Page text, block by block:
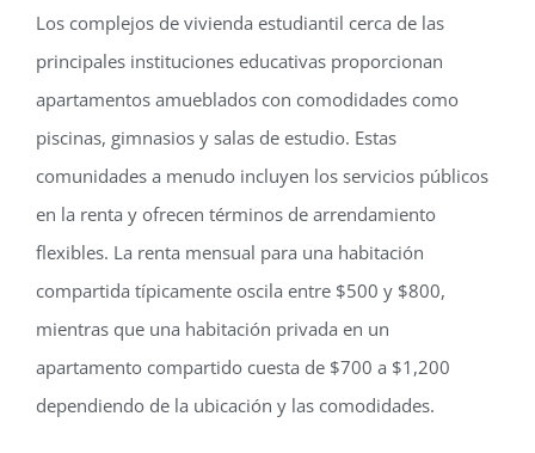
Los complejos de vivienda estudiantil cerca de las
principales instituciones educativas proporcionan
apartamentos amueblados con comodidades como
piscinas, gimnasios y salas de estudio. Estas
comunidades a menudo incluyen los servicios públicos
en la renta y ofrecen términos de arrendamiento
flexibles. La renta mensual para una habitación
compartida típicamente oscila entre $500 y $800,
mientras que una habitación privada en un
apartamento compartido cuesta de $700 a $1,200
dependiendo de la ubicación y las comodidades.